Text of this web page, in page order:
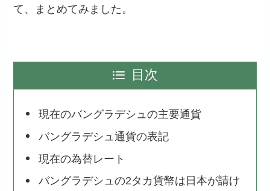
て、まとめてみました。
目次
現在のバングラデシュの主要通貨
バングラデシュ通貨の表記
現在の為替レート
バングラデシュの2タカ貨幣は日本が請け